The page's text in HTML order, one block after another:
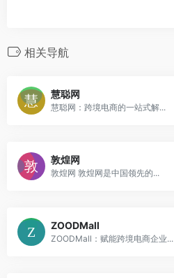
相关导航
慧聪网
慧聪网：跨境电商的一站式解...
敦煌网
敦煌网 敦煌网是中国领先的...
ZOODMall
ZOODMall：赋能跨境电商企业...